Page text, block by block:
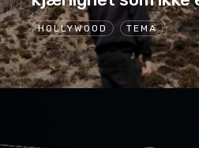
HOLLYWOOD TEMA